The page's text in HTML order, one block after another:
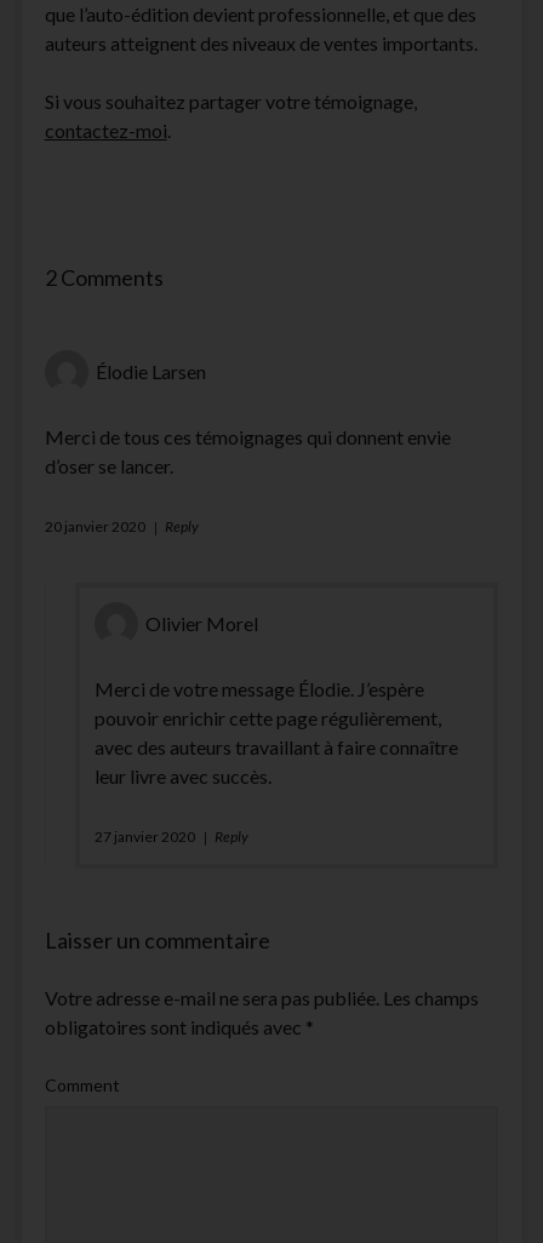
que l’auto-édition devient professionnelle, et que des
auteurs atteignent des niveaux de ventes importants.
Si vous souhaitez partager votre témoignage,
contactez-moi.
2 Comments
Élodie Larsen
Merci de tous ces témoignages qui donnent envie
d’oser se lancer.
20 janvier 2020 Reply
Olivier Morel
Merci de votre message Élodie. J’espère
pouvoir enrichir cette page régulièrement,
avec des auteurs travaillant à faire connaître
leur livre avec succès.
27 janvier 2020 Reply
Laisser un commentaire
Votre adresse e-mail ne sera pas publiée. Les champs
obligatoires sont indiqués avec *
Comment